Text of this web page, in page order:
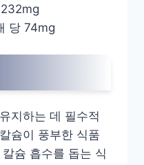
당 74mg
지하는 데 필수적
슘이 풍부한 식품
슘 흡수를 돕는 식